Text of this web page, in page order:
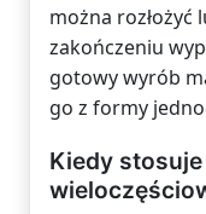
można rozłożyć
zakończeniu
gotowy wyrób
go z formy
Kiedy